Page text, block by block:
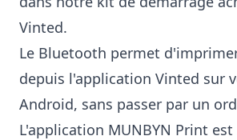
Vinted.
Le Bluetooth permet
depuis l'application Vinted sur
Android, sans passer par un
L'application MUNBYN Print